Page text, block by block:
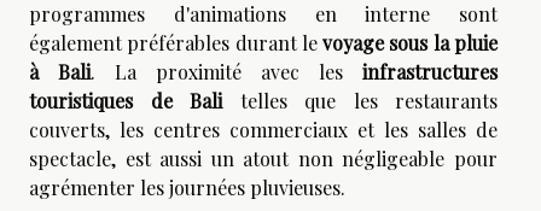
programmes d'animations en interne sont
également préférables durant levoyage sous la pluie
à Bali. La proximité avec les infrastructures
touristiques de Bali telles que les restaurants
couverts, les centres commerciaux et les salles de
spectacle, est aussi un atout non négligeable pour
agrémenter les journées pluvieuses.